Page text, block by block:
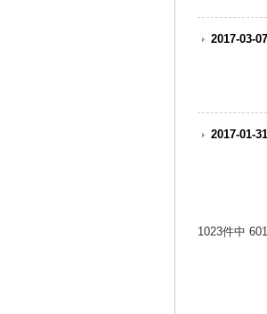
2017-03-07
2017-01-31
1023件中